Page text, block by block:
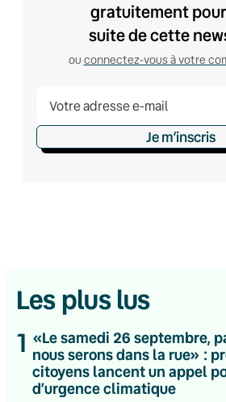
gratuitement
suite de cette
ou connectez-vous à votre
Je m’inscris
Les plus lus
1 «Le samedi 26 septembre,
nous serons dans la rue» :
citoyens lancent un appel
d’urgence climatique